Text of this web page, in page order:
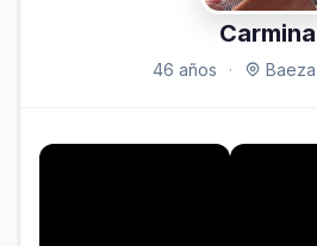
Carmina
46 años ·